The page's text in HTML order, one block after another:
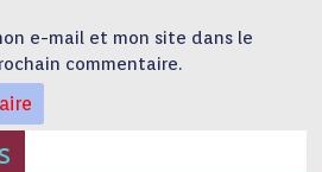
e-mail et mon site dans le
commentaire.